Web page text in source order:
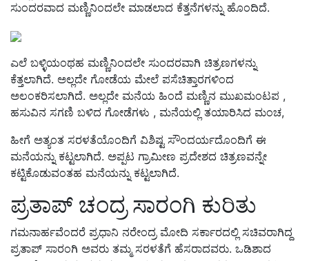
ಸುಂದರವಾದ ಮಣ್ಣಿನಿಂದಲೇ ಮಾಡಲಾದ ಕೆತ್ತನೆಗಳನ್ನು ಹೊಂದಿದೆ.
ಎಲೆ ಬಳ್ಳಿಯಂಥಹ ಮಣ್ಣಿನಿಂದಲೇ ಸುಂದರವಾಗಿ ಚಿತ್ರಣಗಳನ್ನು
ಕೆತ್ತಲಾಗಿದೆ. ಅಲ್ಲದೇ ಗೋಡೆಯ ಮೇಲೆ ಪಸೆಚಿತ್ತಾರಗಳಿಂದ
ಅಲಂಕರಿಸಲಾಗಿದೆ. ಅಲ್ಲದೇ ಮನೆಯ ಹಿಂದೆ ಮಣ್ಣಿನ ಮುಖಮಂಟಪ ,
ಹಸುವಿನ ಸಗಣಿ ಬಳಿದ ಗೋಡೆಗಳು , ಮನೆಯಲ್ಲಿ ತಯಾರಿಸಿದ ಮಂಚ,
ಹೀಗೆ ಅತ್ಯಂತ ಸರಳತೆಯೊಂದಿಗೆ ವಿಶಿಷ್ಟ ಸೌಂದರ್ಯದೊಂದಿಗೆ ಈ
ಮನೆಯನ್ನು ಕಟ್ಟಲಾಗಿದೆ. ಅಪ್ಪಟ ಗ್ರಾಮೀಣ ಪ್ರದೇಶದ ಚಿತ್ರಣವನ್ನೇ
ಕಟ್ಟಿಕೊಡುವಂತಹ ಮನೆಯನ್ನು ಕಟ್ಟಲಾಗಿದೆ.
ಪ್ರತಾಪ್ ಚಂದ್ರ ಸಾರಂಗಿ ಕುರಿತು
ಗಮನಾರ್ಹವೆಂದರೆ ಪ್ರಧಾನಿ ನರೇಂದ್ರ ಮೋದಿ ಸರ್ಕಾರದಲ್ಲಿ ಸಚಿವರಾಗಿದ್ದ
ಪ್ರತಾಪ್ ಸಾರಂಗಿ ಅವರು ತಮ್ಮ ಸರಳತೆಗೆ ಹೆಸರಾದವರು. ಒಡಿಶಾದ